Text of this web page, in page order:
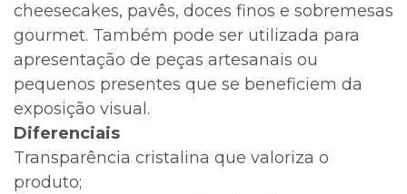
cheesecakes, pavês, doces finos e sobremesas
gourmet. Também pode ser utilizada para
apresentação de peças artesanais ou
pequenos presentes que se beneficiem da
exposição visual.
Diferenciais
Transparência cristalina que valoriza o
produto;